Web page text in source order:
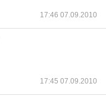
17:46 07.09.2010
17:45 07.09.2010